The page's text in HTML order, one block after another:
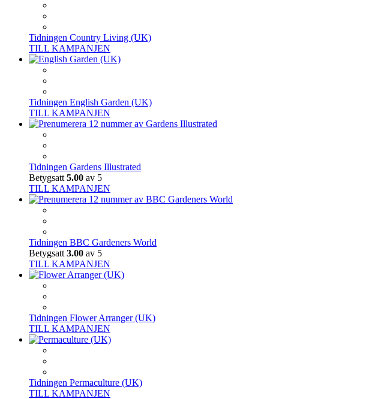
Tidningen Country Living (UK)
TILL KAMPANJEN
Tidningen English Garden (UK)
TILL KAMPANJEN
Tidningen Gardens Illustrated
Betygsatt 5.00 av 5
TILL KAMPANJEN
Tidningen BBC Gardeners World
Betygsatt 3.00 av 5
TILL KAMPANJEN
Tidningen Flower Arranger (UK)
TILL KAMPANJEN
Tidningen Permaculture (UK)
TILL KAMPANJEN